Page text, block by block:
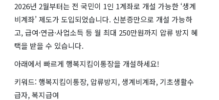
2026년 2월부터는 전 국민이 1인 1계좌로 개설 가능한 ‘생계
비계좌’ 제도가 도입되었습니다. 신분증만으로 개설 가능하
고, 급여·연금·사업소득 등 월 최대 250만원까지 압류 방지 혜
택을 받을 수 있습니다.
아래에서 빠르게 행복지킴이통장을 개설하세요!
키워드: 행복지킴이통장, 압류방지, 생계비계좌, 기초생활수
급자, 복지급여